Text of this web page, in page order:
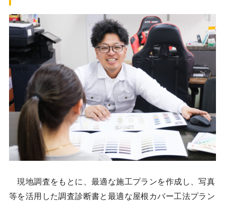
現地調査をもとに、最適な施工プランを作成し、写真
等を活用した調査診断書と最適な屋根カバー工法プラン